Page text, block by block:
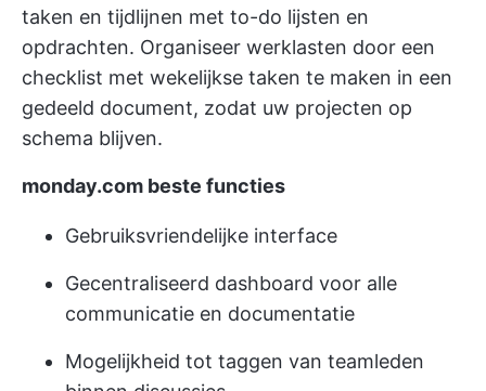
taken en tijdlijnen met to-do lijsten en
opdrachten. Organiseer werklasten door een
checklist met wekelijkse taken te maken in een
gedeeld document, zodat uw projecten op
schema blijven.
monday.com beste functies
Gebruiksvriendelijke interface
Gecentraliseerd dashboard voor alle
communicatie en documentatie
Mogelijkheid tot taggen van teamleden